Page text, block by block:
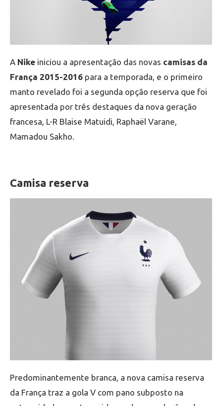
A Nike iniciou a apresentação das novas camisas da
França 2015-2016 para a temporada, e o primeiro
manto revelado foi a segunda opção reserva que foi
apresentada por três destaques da nova geração
francesa, L-R Blaise Matuidi, Raphaël Varane,
Mamadou Sakho.
Camisa reserva
Predominantemente branca, a nova camisa reserva
da França traz a gola V com pano subposto na